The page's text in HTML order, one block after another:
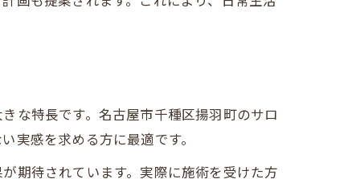
な特長です。名古屋市千種区揚羽町のサロ
実感を求める方に最適です。
期待されています。実際に施術を受けた方